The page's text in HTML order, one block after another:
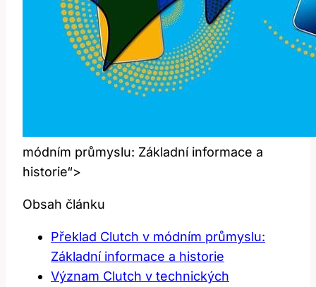
módním průmyslu: Základní informace a
historie“>
Obsah článku
Překlad Clutch v módním průmyslu:
Základní informace a historie
Význam Clutch v technických